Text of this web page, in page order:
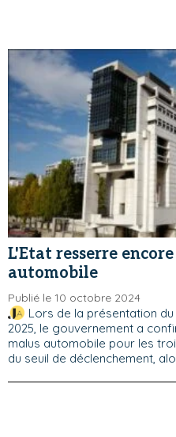
L'Etat resserre
automobile
Publié le 10 octobre 2024
Lors de la présentation
2025, le gouvernement a
malus automobile pour les
du seuil de déclenchement,